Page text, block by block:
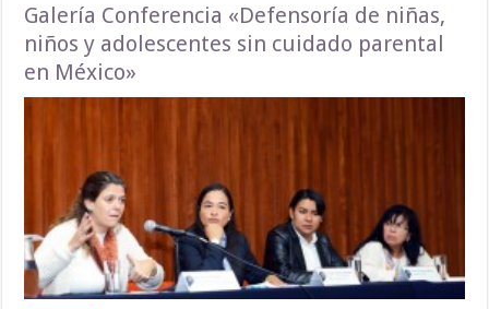
Galería Conferencia «Defensoría de niñas,
niños y adolescentes sin cuidado parental
en México»